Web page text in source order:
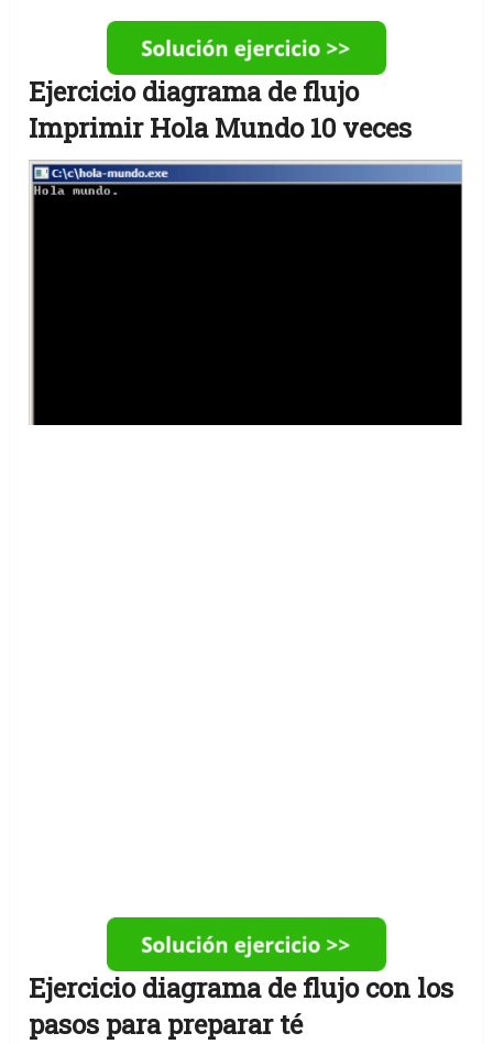
Ejercicio diagrama de flujo
Imprimir Hola Mundo 10 veces
Ejercicio diagrama de flujo con los
pasos para preparar té